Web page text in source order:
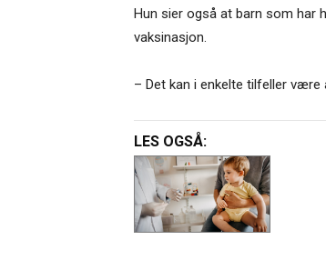
Hun sier også at barn som har
vaksinasjon.
– Det kan i enkelte tilfeller
LES OGSÅ: